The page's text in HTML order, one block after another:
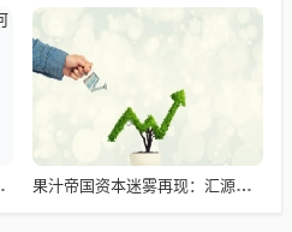
新棋局 果汁帝国资本迷雾再现：汇源重组风暴再起